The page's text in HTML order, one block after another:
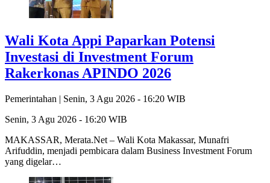
Wali Kota Appi Paparkan Potensi
Investasi di Investment Forum
Rakerkonas APINDO 2026
Pemerintahan | Senin, 3 Agu 2026 - 16:20 WIB
Senin, 3 Agu 2026 - 16:20 WIB
MAKASSAR, Merata.Net – Wali Kota Makassar, Munafri
Arifuddin, menjadi pembicara dalam Business Investment Forum
yang digelar…